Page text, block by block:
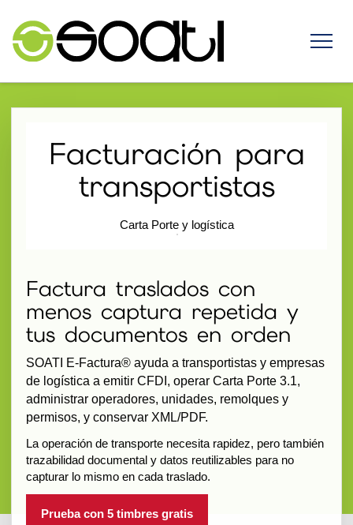
Facturación para
transportistas
Carta Porte y logística
Factura traslados con
menos captura repetida y
tus documentos en orden
SOATI E-Factura® ayuda a transportistas y empresas
de logística a emitir CFDI, operar Carta Porte 3.1,
administrar operadores, unidades, remolques y
permisos, y conservar XML/PDF.
La operación de transporte necesita rapidez, pero también
trazabilidad documental y datos reutilizables para no
capturar lo mismo en cada traslado.
Prueba con 5 timbres gratis